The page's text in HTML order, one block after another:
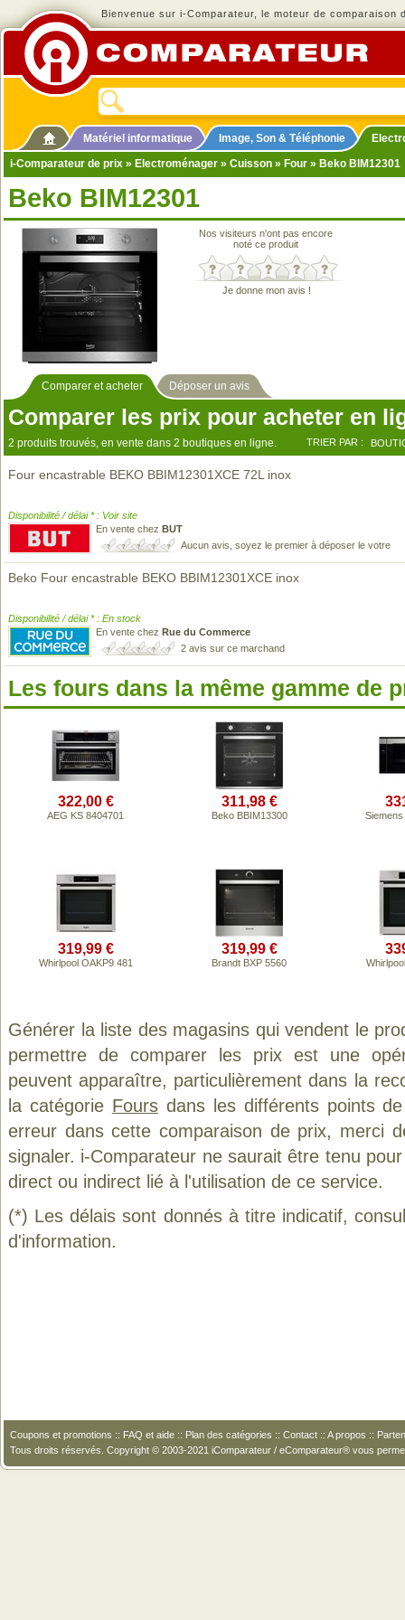
Bienvenue sur i-Comparateur, le moteur de comparaison
Matériel informatique Image, Son & Téléphonie
i-Comparateur de prix » Electroménager » Cuisson » Four » Beko BIM12301
Beko BIM12301
Nos visiteurs n'ont pas encore
noté ce produit
Je donne mon avis !
Comparer et acheter Déposer un avis
Comparer les prix pour acheter en
2 produits trouvés, en vente dans 2 boutiques en ligne. TRIER PAR :
Four encastrable BEKO BBIM12301XCE 72L inox
Disponibilité / délai * : Voir site
En vente chez BUT
Aucun avis, soyez le premier à déposer le votre
Beko Four encastrable BEKO BBIM12301XCE inox
Disponibilité / délai * : En stock
En vente chez Rue du Commerce
2 avis sur ce marchand
Les fours dans la même gamme de
322,00 €
AEG KS 8404701
311,98 €
Beko BBIM13300
319,99 €
Whirlpool OAKP9 481
319,99 €
Brandt BXP 5560
Générer la liste des magasins qui vendent le
permettre de comparer les prix est une
peuvent apparaître, particulièrement dans la
la catégorie Foursdans les différents points
erreur dans cette comparaison de prix, merci
signaler. i-Comparateur ne saurait être tenu
direct ou indirect lié à l'utilisation de ce service.
(*) Les délais sont donnés à titre indicatif,
d'information.
Coupons et promotions :: FAQ et aide :: Plan des catégories :: Contact :: A propos ::
Tous droits réservés. Copyright © 2003-2021 iComparateur / eComparateur® vous